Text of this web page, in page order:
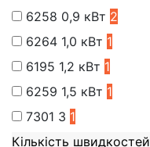
6258 0,9 кВт 2
6264 1,0 кВт 1
6195 1,2 кВт 1
6259 1,5 кВт 1
7301 3 1
Кількість швидкостей